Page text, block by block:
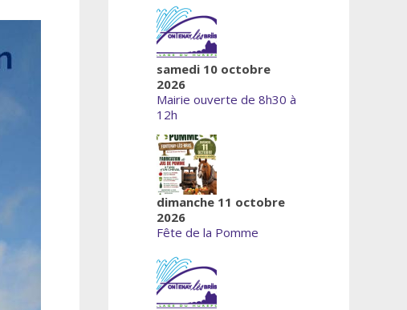
samedi 10 octobre
2026
Mairie ouverte de 8h30 à
12h
dimanche 11 octobre
2026
Fête de la Pomme